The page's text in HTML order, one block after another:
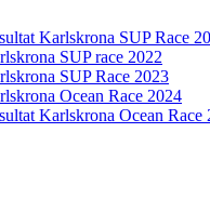
Karlskrona SUP Race
SUP race 2022
SUP Race 2023
Ocean Race 2024
Karlskrona Ocean Race